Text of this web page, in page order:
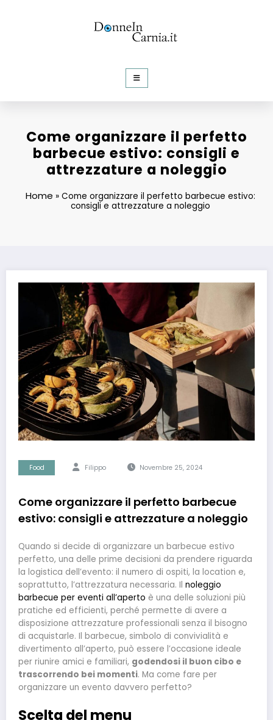
Come organizzare il perfetto
barbecue estivo: consigli e
attrezzature a noleggio
Home »Come organizzare il perfetto barbecue estivo:
consigli e attrezzature a noleggio
Food Filippo Novembre 25, 2024
Come organizzare il perfetto barbecue
estivo: consigli e attrezzature a noleggio
Quando si decide di organizzare un barbecue estivo
perfetto, una delle prime decisioni da prendere riguarda
la logistica dell’evento: il numero di ospiti, la location e,
soprattutto, l’attrezzatura necessaria. Il noleggio
barbecue per eventi all’aperto è una delle soluzioni più
pratiche ed efficienti, perché permette di avere a
disposizione attrezzature professionali senza il bisogno
di acquistarle. Il barbecue, simbolo di convivialità e
divertimento all’aperto, può essere l’occasione ideale
per riunire amici e familiari, godendosi il buon cibo e
trascorrendo bei momenti. Ma come fare per
organizzare un evento davvero perfetto?
Scelta del menu